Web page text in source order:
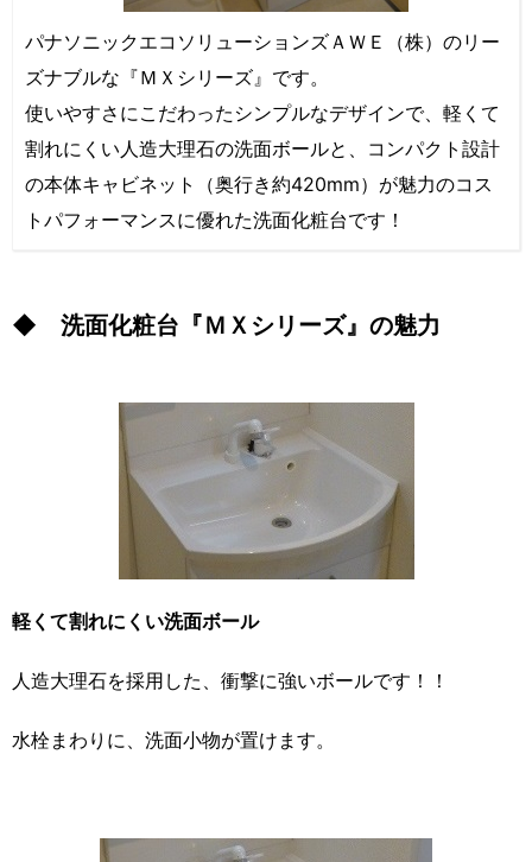
パナソニックエコソリューションズＡＷＥ（株）のリー
ズナブルな『ＭＸシリーズ』です。
使いやすさにこだわったシンプルなデザインで、軽くて
割れにくい人造大理石の洗面ボールと、コンパクト設計
の本体キャビネット（奥行き約420mm）が魅力のコス
トパフォーマンスに優れた洗面化粧台です！
◆ 洗面化粧台『ＭＸシリーズ』の魅力
軽くて割れにくい洗面ボール
人造大理石を採用した、衝撃に強いボールです！！
水栓まわりに、洗面小物が置けます。